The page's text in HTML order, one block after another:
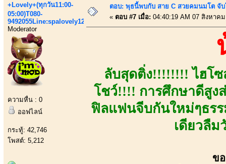
+Lovely+(ทุกวัน11:00-
05:00)T080-
9492055Line:spalovely123
Moderator
ความหื่น : 0
ออฟไลน์
กระทู้: 42,746
โพสต์: 5,212
ตอบ: พุธนี้พบกับ สาย C สวยคมนมโต จั
« ตอบ #7 เมื่อ: 04:40:19 AM 07 สิงหาค
ลับสุดติ่ง!!!!!!!! ไฮโ
โชว์!!!! การศึกษาดีสูง
ฟิลแฟนจีบกันใหม่ๆธร
เดียวลื
ข